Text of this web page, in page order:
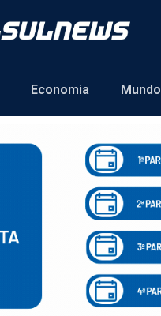
Economia Mundo